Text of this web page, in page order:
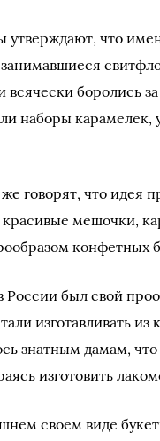
утверждают, что
всячески боролись
наборы
говорят, что идея
мешочки,
конфетных
России был свой
изготавливать
знатным дамам,
изготовить
своем виде